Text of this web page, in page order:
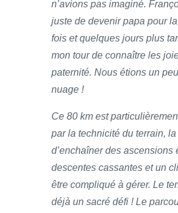
n’avions pas imaginé.
juste de devenir papa pour
fois et quelques jours plus
mon tour de connaître les
paternité. Nous étions un
nuage !
Ce 80 km est
par la technicité du terrain,
d’enchaîner des ascensions
descentes cassantes et un
être compliqué à gérer. Le
déjà un sacré défi ! Le